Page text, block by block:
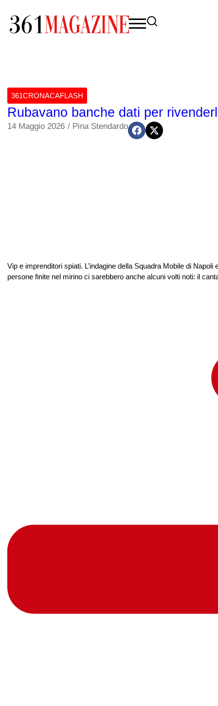
361CRONACAFLASH
Rubavano banche dati per
14 Maggio 2026 / Pina Stendardo
Vip e imprenditori spiati. L’indagine della Squadra Mobile di
persone finite nel mirino ci sarebbero anche alcuni volti noti: il